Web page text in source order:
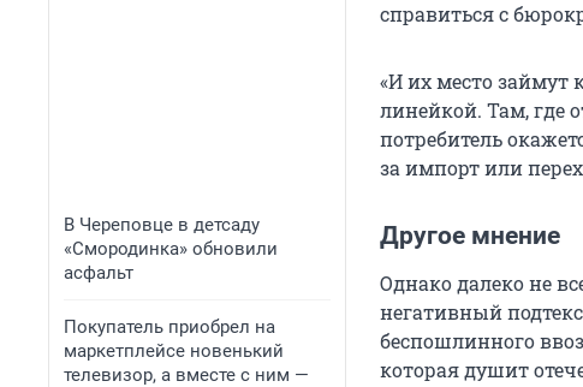
В Череповце в детсаду
«Смородинка» обновили
асфальт
Покупатель приобрел на
маркетплейсе новенький
телевизор, а вместе с ним —
справиться с
«И их место займут
линейкой. Там, где
потребитель
за импорт или
Другое мнение
Однако далеко не
негативный
беспошлинного
которая душит